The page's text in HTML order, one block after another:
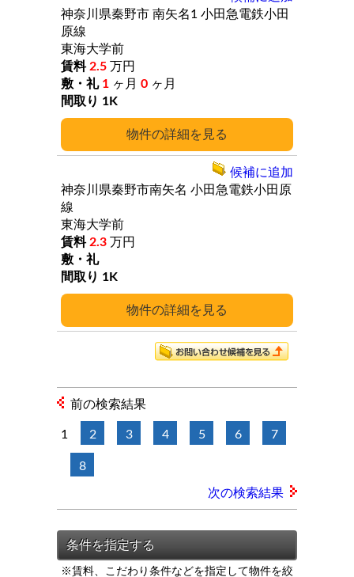
詳細
神奈川県秦野市 南矢名1 小田急電鉄小田
原線
東海大学前
2.5 万円
1 ヶ月 0 ヶ月
1K
詳細
神奈川県秦野市南矢名 小田急電鉄小田原
線
東海大学前
2.3 万円
1K
候補に追加
前の検索結果
1 2 3 4 5 6 7
8
次の検索結果
※賃料、こだわり条件などを指定して物件を絞